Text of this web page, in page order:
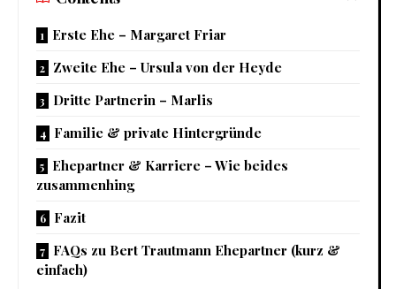
Erste Ehe – Margaret Friar
Zweite Ehe – Ursula von der Heyde
Dritte Partnerin – Marlis
Familie & private Hintergründe
Ehepartner & Karriere – Wie beides
zusammenhing
Fazit
FAQs zu Bert Trautmann Ehepartner (kurz &
einfach)